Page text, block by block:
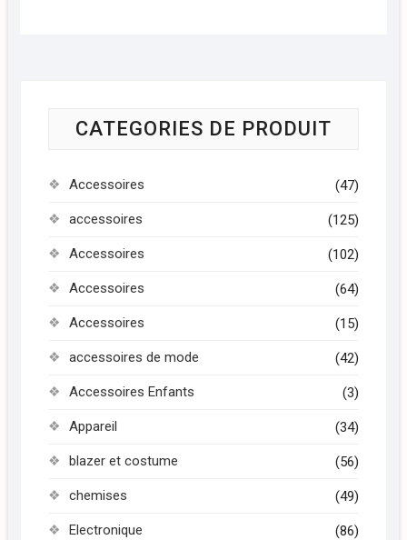
CATEGORIES DE PRODUIT
Accessoires (47)
accessoires (125)
Accessoires (102)
Accessoires (64)
Accessoires (15)
accessoires de mode (42)
Accessoires Enfants (3)
Appareil (34)
blazer et costume (56)
chemises (49)
Electronique (86)